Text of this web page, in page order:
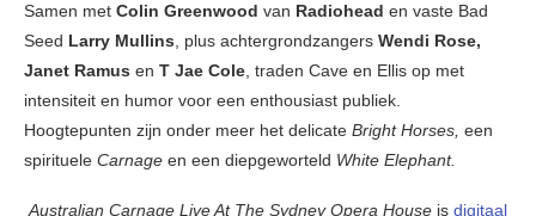
Samen met Colin Greenwood van Radiohead en vaste Bad
Seed Larry Mullins, plus achtergrondzangers Wendi Rose,
Janet Ramus en T Jae Cole, traden Cave en Ellis op met
intensiteit en humor voor een enthousiast publiek.
Hoogtepunten zijn onder meer het delicate Bright Horses, een
spirituele Carnage en een diepgeworteld White Elephant.
Australian Carnage Live At The Sydney Opera House is digitaal